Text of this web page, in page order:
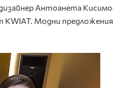
Антоанета
KWIAT. Mодни